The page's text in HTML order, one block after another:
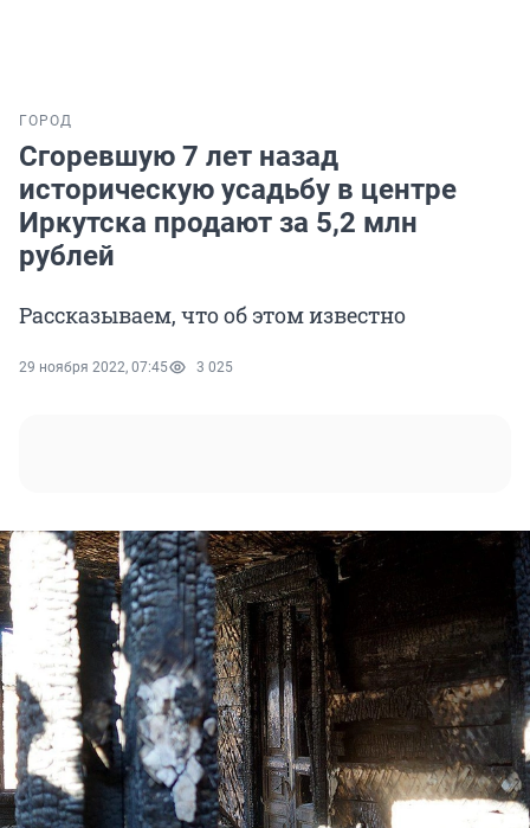
ГОРОД
Сгоревшую 7 лет назад
историческую усадьбу в центре
Иркутска продают за 5,2 млн
рублей
Рассказываем, что об этом известно
29 ноября 2022, 07:45 3 025